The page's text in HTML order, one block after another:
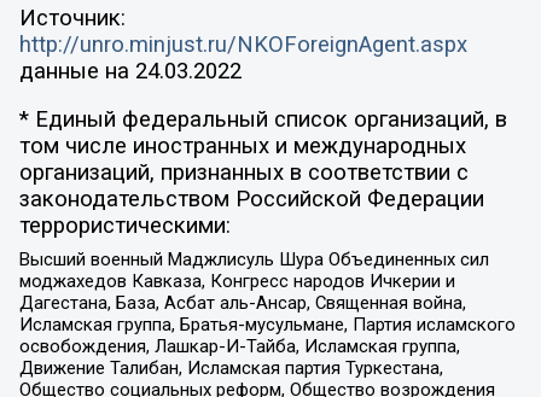
Источник:
http://unro.minjust.ru/NKOForeignAgent.aspx
данные на 24.03.2022
* Единый федеральный список организаций, в
том числе иностранных и международных
организаций, признанных в соответствии с
законодательством Российской Федерации
террористическими:
Высший военный Маджлисуль Шура Объединенных сил
моджахедов Кавказа, Конгресс народов Ичкерии и
Дагестана, База, Асбат аль-Ансар, Священная война,
Исламская группа, Братья-мусульмане, Партия исламского
освобождения, Лашкар-И-Тайба, Исламская группа,
Движение Талибан, Исламская партия Туркестана,
Общество социальных реформ, Общество возрождения